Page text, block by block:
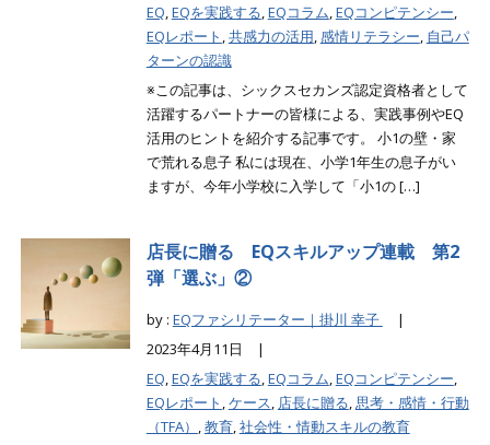
EQ EQを実践する EQコラム EQコンピテンシー
EQレポート 共感力の活用 感情リテラシー 自己パ
ターンの認識
※この記事は、シックスセカンズ認定資格者として
活躍するパートナーの皆様による、実践事例やEQ
活用のヒントを紹介する記事です。 小1の壁・家
で荒れる息子 私には現在、小学1年生の息子がい
ますが、今年小学校に入学して「小1の […]
店長に贈る EQスキルアップ連載 第2
弾「選ぶ」②
by : EQファシリテーター｜掛川 幸子
|
2023年4月11日 |
EQ,EQを実践する,EQコラム,EQコンピテンシー,
EQレポート ,ケース, 店長に贈る,思考・感情・行動
（TFA） ,教育,社会性・情動スキルの教育